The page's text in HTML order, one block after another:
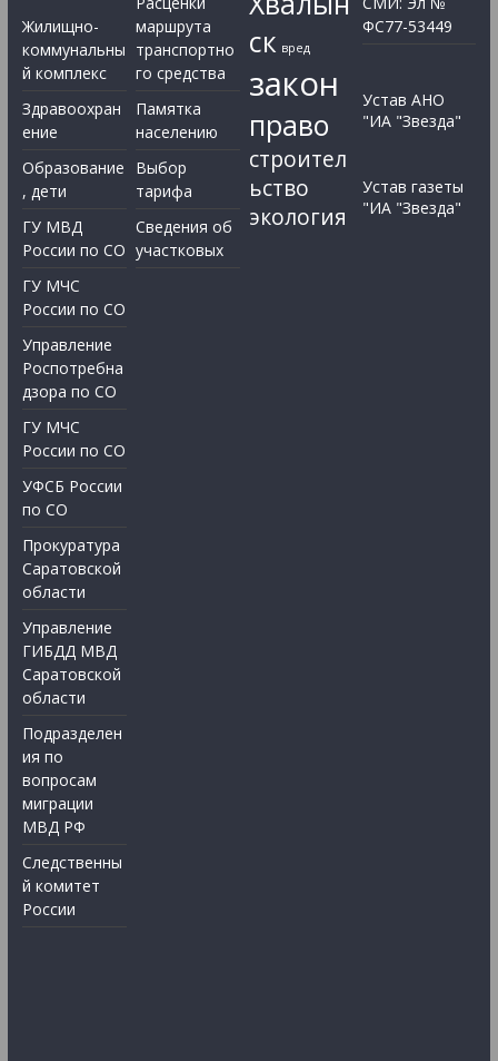
Жилищно-
коммунальны
й комплекс
Здравоохран
ение
Образование
, дети
ГУ МВД
России по СО
ГУ МЧС
России по СО
Управление
Роспотребна
дзора по СО
ГУ МЧС
России по СО
УФСБ России
по СО
Прокуратура
Саратовской
области
Управление
ГИБДД МВД
Саратовской
области
Подразделен
ия по
вопросам
миграции
МВД РФ
Следственны
й комитет
России
маршрута
транспортно
го средства
Памятка
населению
Выбор
тарифа
Сведения об
участковых
ск вред
закон
право
строител
ьство
экология
ФС77-53449
Устав АНО
"ИА "Звезда"
Устав газеты
"ИА "Звезда"